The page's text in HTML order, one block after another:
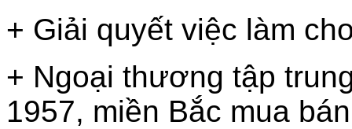
+ Giải quyết việc làm
+ Ngoại thương tập
1957, miền Bắc mua